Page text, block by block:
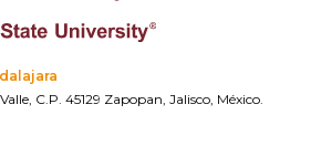
C.P. 45129 Zapopan, Jalisco, México.